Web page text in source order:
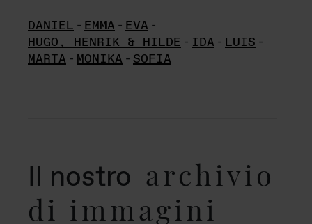
DANIEL - EMMA - EVA -
HUGO, HENRIK & HILDE - IDA - LUIS -
MARTA - MONIKA - SOFIA
Il nostro archivio
di immagini